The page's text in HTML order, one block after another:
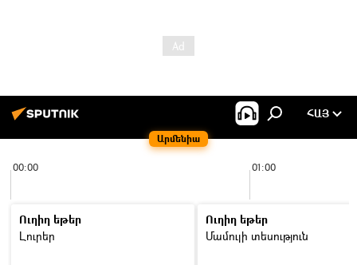
Արմենիա
ՀԱՅ
00:00 01:00
Ուղիղ եթեր
Լուրեր
Ուղիղ եթեր
Մամուլի տեսություն